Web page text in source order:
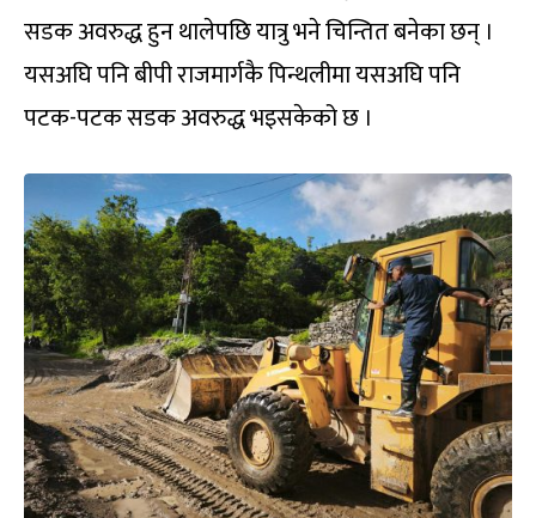
सडक अवरुद्ध हुन थालेपछि यात्रु भने चिन्तित बनेका छन् ।
यसअघि पनि बीपी राजमार्गकै पिन्थलीमा यसअघि पनि
पटक-पटक सडक अवरुद्ध भइसकेको छ ।